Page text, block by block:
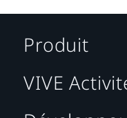
Produit
VIVE